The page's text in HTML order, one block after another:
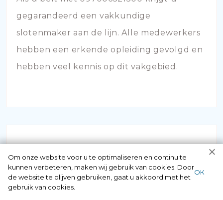
gegarandeerd een vakkundige
slotenmaker aan de lijn. Alle medewerkers
hebben een erkende opleiding gevolgd en
hebben veel kennis op dit vakgebied.
SLOT KAPOT
Om onze website voor u te optimaliseren en continu te
kunnen verbeteren, maken wij gebruik van cookies. Door
de website te blijven gebruiken, gaat u akkoord met het
gebruik van cookies.
ОК